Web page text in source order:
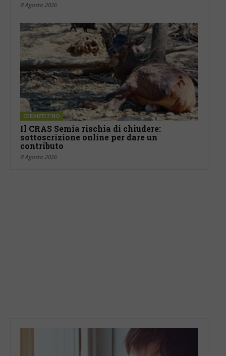
8 Agosto 2026
CHIANTI F.NO
Il CRAS Semia rischia di chiudere:
sottoscrizione online per dare un
contributo
8 Agosto 2026